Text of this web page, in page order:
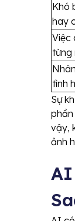
Khó
hay
Việc
từng
tình
Sự
phần
vậy,
ảnh
AI